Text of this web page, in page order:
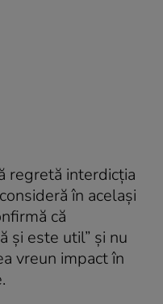
regretă interdicția
în același
că
și este util” și nu
vreun impact în